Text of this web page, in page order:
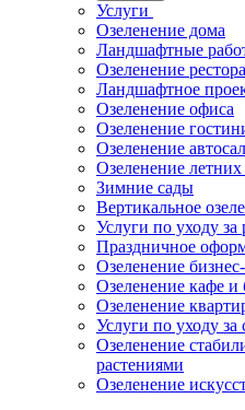
Услуги
Озеленение дома
Ландшафтные
Озеленение
Ландшафтное
Озеленение офиса
Озеленение
Озеленение
Озеленение летних
Зимние сады
Вертикальное
Услуги по уходу за
Праздничное
Озеленение
Озеленение кафе и
Озеленение
Услуги по уходу за
Озеленение
растениями
Озеленение